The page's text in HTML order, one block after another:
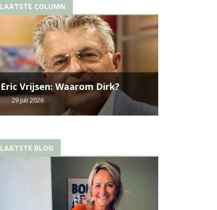
LAATSTE COLUMN
Eric Vrijsen: Waarom Dirk?
29 juli 2026
LAATSTE BLOG